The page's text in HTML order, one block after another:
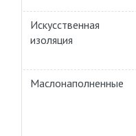
Искусственная
изоляция
Маслонаполненные